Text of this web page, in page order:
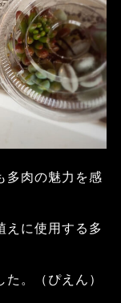
多肉の魅力を感
えに使用する多
。（ぴえん）